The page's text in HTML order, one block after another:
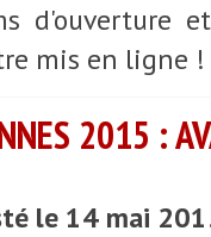
d'ouverture
mis en ligne !
2015 :
le 14 mai